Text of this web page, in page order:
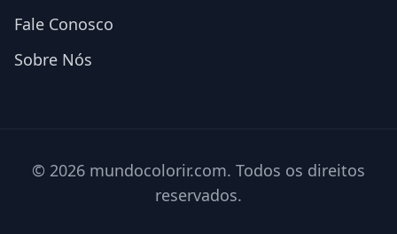
Fale Conosco
Sobre Nós
© 2026 mundocolorir.com. Todos os direitos
reservados.